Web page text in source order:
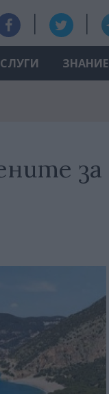
ЗНАНИЕ
за